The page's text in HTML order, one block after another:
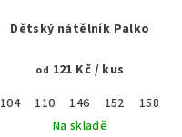
Dětský nátělník Palko
od 121 Kč / kus
104
110 146 152 158
Na skladě